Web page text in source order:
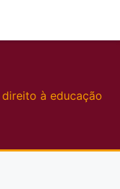
à educação